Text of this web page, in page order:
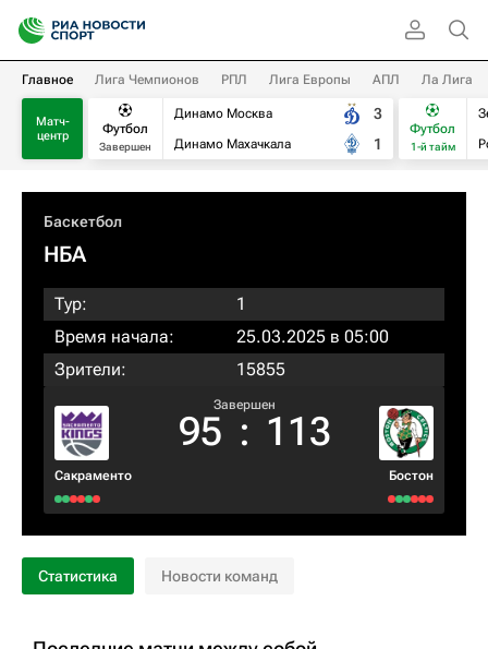
Главное Лига Чемпионов РПЛ Лига Европы АПЛ Ла Лига
Матч-
центр
Футбол
Завершен
Динамо Москва
Динамо Махачкала
3
1
Футбол
1-й тайм
Баскетбол
НБА
Тур:
1
Время начала:
25.03.2025 в 05:00
Зрители:
15855
Сакраменто
Завершен
95 : 113
Бостон
Статистика Новости команд